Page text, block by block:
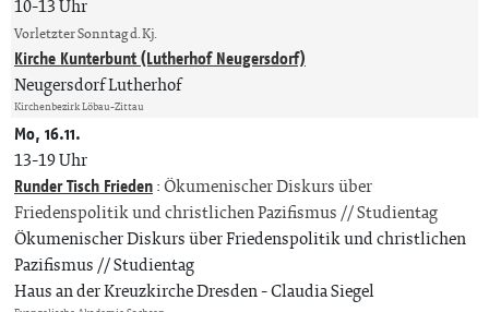
10-13 Uhr
Vorletzter Sonntag d. Kj.
Kirche Kunterbunt (Lutherhof Neugersdorf)
Neugersdorf Lutherhof
Kirchenbezirk Löbau-Zittau
Mo, 16.11.
13-19 Uhr
Runder Tisch Frieden:Ökumenischer Diskurs über
Friedenspolitik und christlichen Pazifismus // Studientag
Ökumenischer Diskurs über Friedenspolitik und christlichen
Pazifismus // Studientag
Haus an der Kreuzkirche Dresden Claudia Siegel